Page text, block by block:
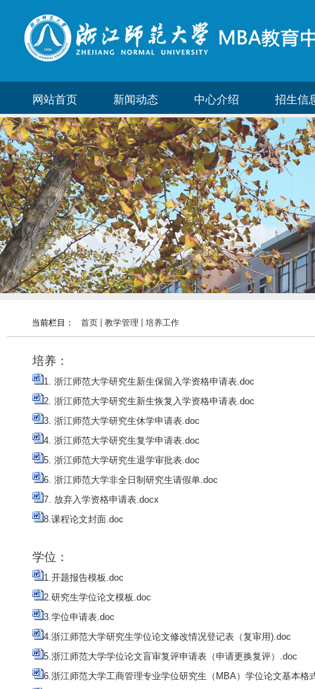
网站首页 新闻动态 中心介绍 招生信
当前栏目： 首页 教学管理 培养工作
培养：
1. 浙江师范大学研究生新生保留入学资格申请表.doc
2. 浙江师范大学研究生新生恢复入学资格申请表.doc
3. 浙江师范大学研究生休学申请表.doc
4. 浙江师范大学研究生复学申请表.doc
5. 浙江师范大学研究生退学审批表.doc
6. 浙江师范大学非全日制研究生请假单.doc
7. 放弃入学资格申请表.docx
8.课程论文封面.doc
学位：
1.开题报告模板.doc
2.研究生学位论文模板.doc
3.学位申请表.doc
4.浙江师范大学研究生学位论文修改情况登记表（复审用).doc
5.浙江师范大学学位论文盲审复评申请表（申请更换复评）.doc
6.浙江师范大学工商管理专业学位研究生（MBA）学位论文基本格